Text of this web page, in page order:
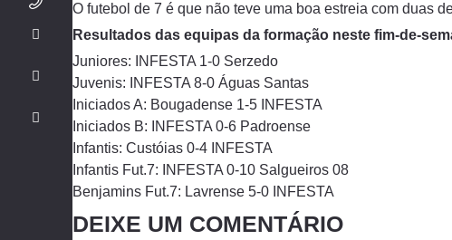
O futebol de 7 é que não teve uma boa estreia com duas
Resultados das equipas da formação neste fim-de-
Juniores: INFESTA 1-0 Serzedo
Juvenis: INFESTA 8-0 Águas Santas
Iniciados A: Bougadense 1-5 INFESTA
Iniciados B: INFESTA 0-6 Padroense
Infantis: Custóias 0-4 INFESTA
Infantis Fut.7: INFESTA 0-10 Salgueiros 08
Benjamins Fut.7: Lavrense 5-0 INFESTA
DEIXE UM COMENTÁRIO